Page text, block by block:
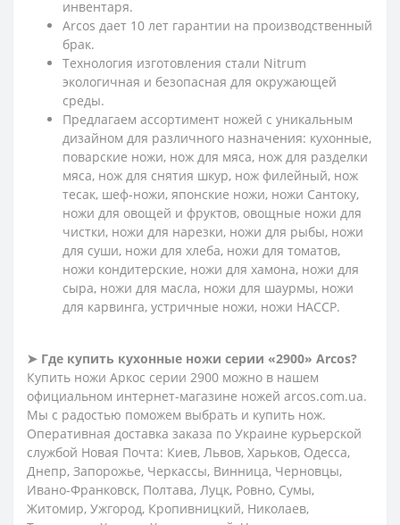
инвентаря.
Arcos дает 10 лет гарантии на производственный
брак.
Технология изготовления стали Nitrum
экологичная и безопасная для окружающей
среды.
Предлагаем ассортимент ножей с уникальным
дизайном для различного назначения: кухонные,
поварские ножи, нож для мяса, нож для разделки
мяса, нож для снятия шкур, нож филейный, нож
тесак, шеф-ножи, японские ножи, ножи Сантоку,
ножи для овощей и фруктов, овощные ножи для
чистки, ножи для нарезки, ножи для рыбы, ножи
для суши, ножи для хлеба, ножи для томатов,
ножи кондитерские, ножи для хамона, ножи для
сыра, ножи для масла, ножи для шаурмы, ножи
для карвинга, устричные ножи, ножи HACCP.
➤ Где купить кухонные ножи серии «2900» Arcos?
Купить ножи Аркос серии 2900 можно в нашем
официальном интернет-магазине ножей arcos.com.ua.
Мы с радостью поможем выбрать и купить нож.
Оперативная доставка заказа по Украине курьерской
службой Новая Почта: Киев, Львов, Харьков, Одесса,
Днепр, Запорожье, Черкассы, Винница, Черновцы,
Ивано-Франковск, Полтава, Луцк, Ровно, Сумы,
Житомир, Ужгород, Кропивницкий, Николаев,